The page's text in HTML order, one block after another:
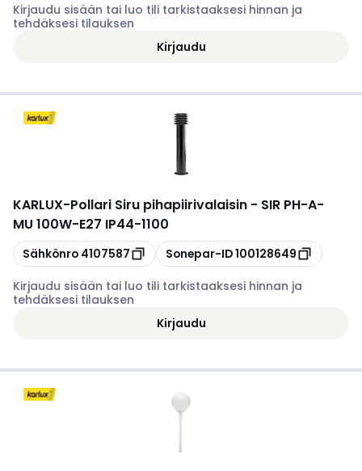
Kirjaudu sisään tai luo tili tarkistaaksesi hinnan ja
tehdäksesi tilauksen
Kirjaudu
KARLUX-Pollari Siru pihapiirivalaisin - SIR PH-A-
MU 100W-E27 IP44-1100
Kopioi
Sähkönro 4107587 Kopioi
Sonepar-ID100128649
Kirjaudu sisään tai luo tili tarkistaaksesi hinnan ja
tehdäksesi tilauksen
Kirjaudu